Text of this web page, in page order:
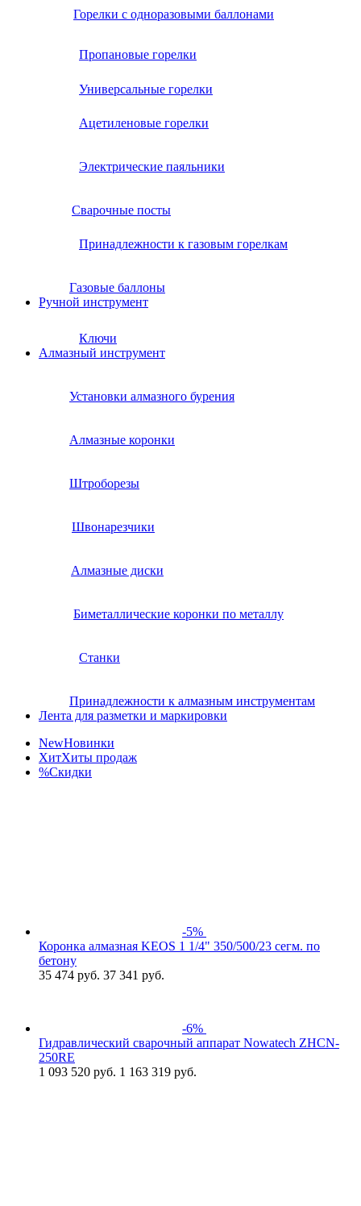
Горелки с одноразовыми баллонами
Пропановые горелки
Универсальные горелки
Ацетиленовые горелки
Электрические паяльники
Сварочные посты
Принадлежности к газовым горелкам
Газовые баллоны
Ручной инструмент
Ключи
Алмазный инструмент
Установки алмазного бурения
Алмазные коронки
Штроборезы
Швонарезчики
Алмазные диски
Биметаллические коронки по металлу
Станки
Принадлежности к алмазным инструментам
Лента для разметки и маркировки
NewНовинки
ХитХиты продаж
%Скидки
-5%
Коронка алмазная KEOS 1 1/4" 350/500/23 сегм. по
бетону
35 474 руб. 37 341 руб.
-6%
Гидравлический сварочный аппарат Nowatech ZHCN-
250RE
1 093 520 руб. 1 163 319 руб.